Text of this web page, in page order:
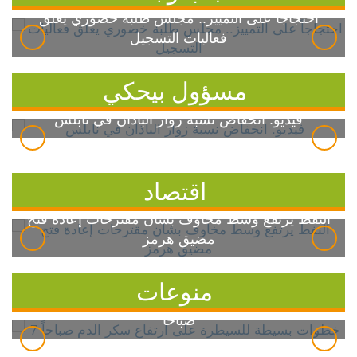
احتجاجاً على التمييز.. مجلس طلبة خضوري يعلق
فعاليات التسجيل
مسؤول بيحكي
فيديو: انخفاض نسبة زوار الباذان في نابلس
اقتصاد
النفط يرتفع وسط مخاوف بشأن مقترحات إعادة فتح
مضيق هرمز
منوعات
7 خطوات بسيطة للسيطرة على ارتفاع سكر الدم
صباحاً